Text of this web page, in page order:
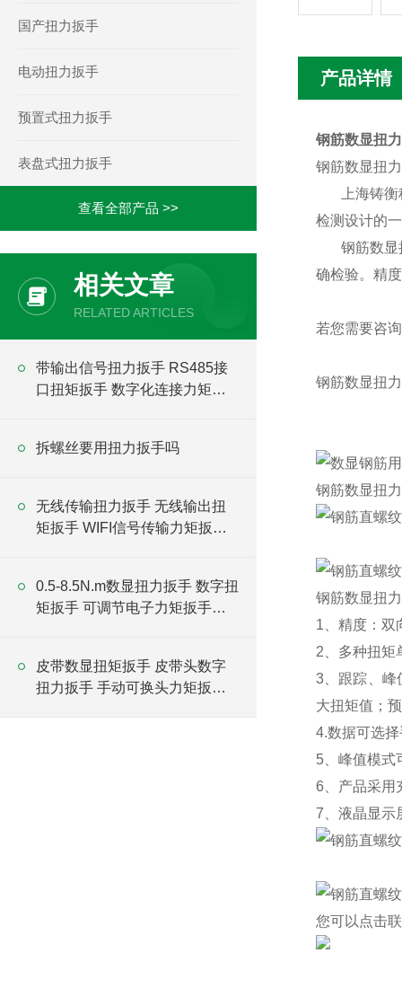
国产扭力扳手
电动扭力扳手
预置式扭力扳手
表盘式扭力扳手
查看全部产品 >>
相关文章
RELATED ARTICLES
带输出信号扭力扳手 RS485接
口扭矩扳手 数字化连接力矩扳
拆螺丝要用扭力扳手吗
无线传输扭力扳手 无线输出扭
矩扳手 WIFI信号传输力矩扳手
0.5-8.5N.m数显扭力扳手 数字扭
矩扳手 可调节电子力矩扳手厂
皮带数显扭矩扳手 皮带头数字
扭力扳手 手动可换头力矩扳手
产品详情
钢筋数显扭
钢筋数显扭
上海铸
检测设计的
钢筋数显
确检验。精度
若您需要咨
钢筋数显扭
钢筋数显扭
钢筋数显扭
1、精度： 双
2、多种扭矩
3、跟踪、峰
大扭矩值 ；
4.数据可选
5、峰值模式
6、产品采用
7、液晶显示
您可以点击